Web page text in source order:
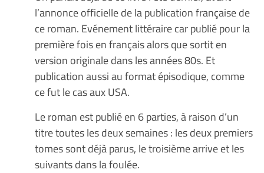
l’annonce officielle de la publication française de
ce roman. Evénement littéraire car publié pour la
première fois en français alors que sortit en
version originale dans les années 80s. Et
publication aussi au format épisodique, comme
ce fut le cas aux USA.
Le roman est publié en 6 parties, à raison d’un
titre toutes les deux semaines : les deux premiers
tomes sont déjà parus, le troisième arrive et les
suivants dans la foulée.